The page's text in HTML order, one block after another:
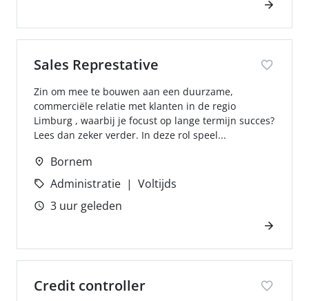
Sales Represtative
Zin om mee te bouwen aan een duurzame,
commerciële relatie met klanten in de regio
Limburg , waarbij je focust op lange termijn succes?
Lees dan zeker verder. In deze rol speel...
Bornem
Administratie
Voltijds
3 uur geleden
Credit controller